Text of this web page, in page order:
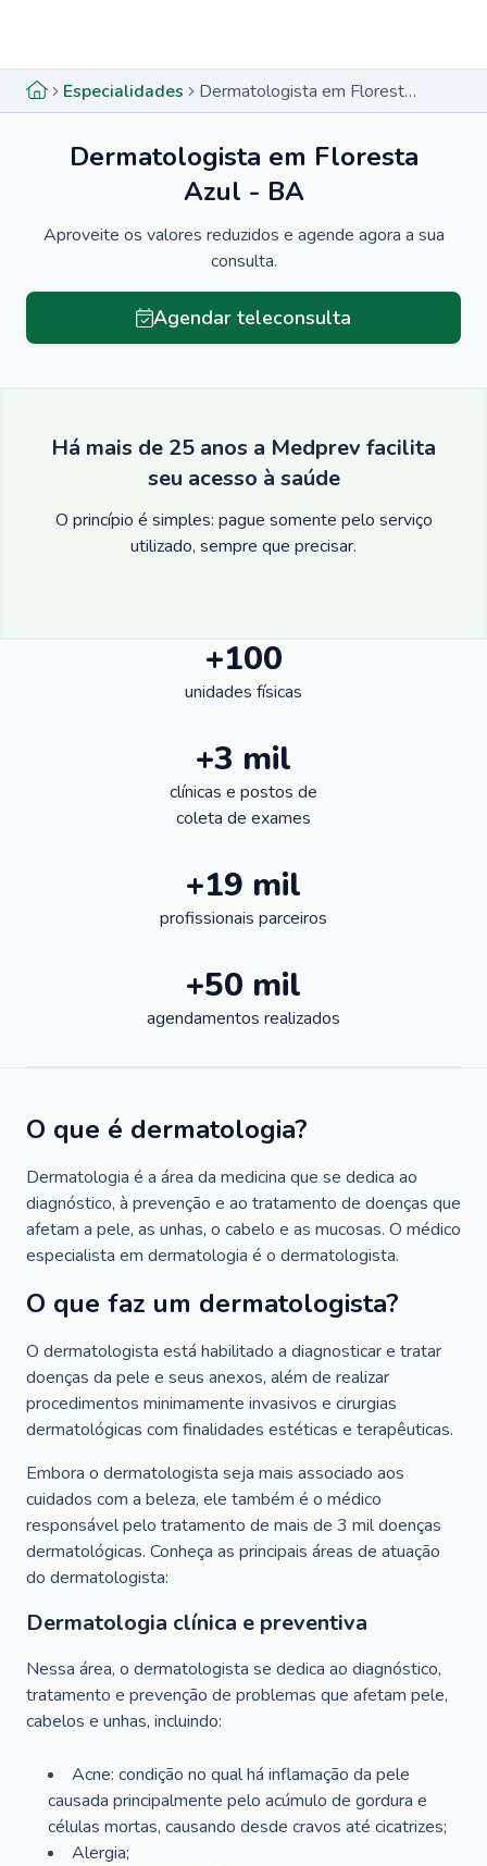
Especialidades Dermatologista em Floresta Azul - BA
Dermatologista em Floresta
Azul - BA
Aproveite os valores reduzidos e agende agora a sua
consulta.
Agendar teleconsulta
Há mais de 25 anos a Medprev facilita
seu acesso à saúde
O princípio é simples: pague somente pelo serviço
utilizado, sempre que precisar.
+100
unidades físicas
+3 mil
clínicas e postos de
coleta de exames
+19 mil
profissionais parceiros
+50 mil
agendamentos realizados
O que é dermatologia?
Dermatologia é a área da medicina que se dedica ao
diagnóstico, à prevenção e ao tratamento de doenças que
afetam a pele, as unhas, o cabelo e as mucosas. O médico
especialista em dermatologia é o dermatologista.
O que faz um dermatologista?
O dermatologista está habilitado a diagnosticar e tratar
doenças da pele e seus anexos, além de realizar
procedimentos minimamente invasivos e cirurgias
dermatológicas com finalidades estéticas e terapêuticas.
Embora o dermatologista seja mais associado aos
cuidados com a beleza, ele também é o médico
responsável pelo tratamento de mais de 3 mil doenças
dermatológicas. Conheça as principais áreas de atuação
do dermatologista:
Dermatologia clínica e preventiva
Nessa área, o dermatologista se dedica ao diagnóstico,
tratamento e prevenção de problemas que afetam pele,
cabelos e unhas, incluindo:
Acne: condição no qual há inflamação da pele
causada principalmente pelo acúmulo de gordura e
células mortas, causando desde cravos até cicatrizes;
Alergia;